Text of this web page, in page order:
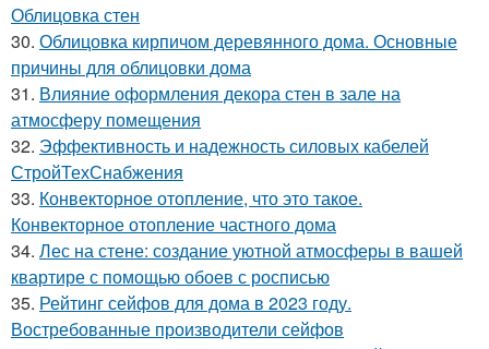
Облицовка стен
30. Облицовка кирпичом деревянного дома. Основные
причины для облицовки дома
31. Влияние оформления декора стен в зале на
атмосферу помещения
32. Эффективность и надежность силовых кабелей
СтройТехСнабжения
33. Конвекторное отопление, что это такое.
Конвекторное отопление частного дома
34. Лес на стене: создание уютной атмосферы в вашей
квартире с помощью обоев с росписью
35. Рейтинг сейфов для дома в 2023 году.
Востребованные производители сейфов